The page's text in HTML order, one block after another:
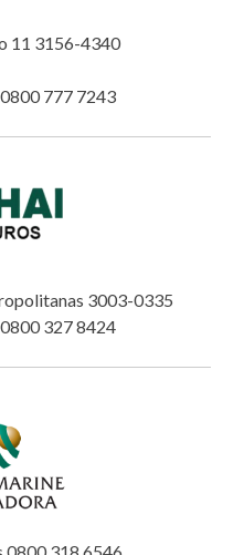
11 3156-4340
777 7243
3003-0335
327 8424